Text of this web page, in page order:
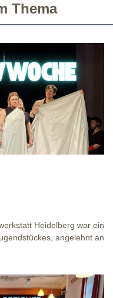
Thema
Heidelberg war ein
angelehnt an
Themen dieser Stücke
in den